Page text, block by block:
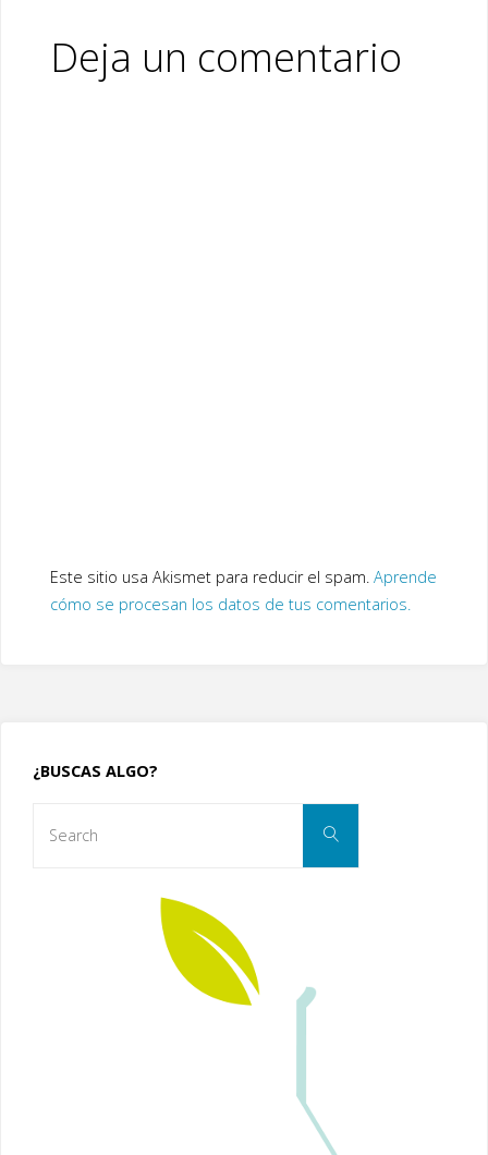
Deja un comentario
Este sitio usa Akismet para reducir el spam. Aprende
cómo se procesan los datos de tus comentarios.
¿BUSCAS ALGO?
Search